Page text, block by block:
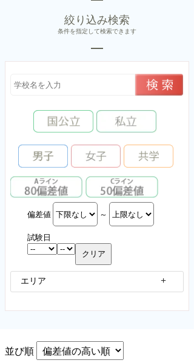
絞り込み検索
条件を指定して検索できます
偏差値 ～
試験日
エリア
並び順